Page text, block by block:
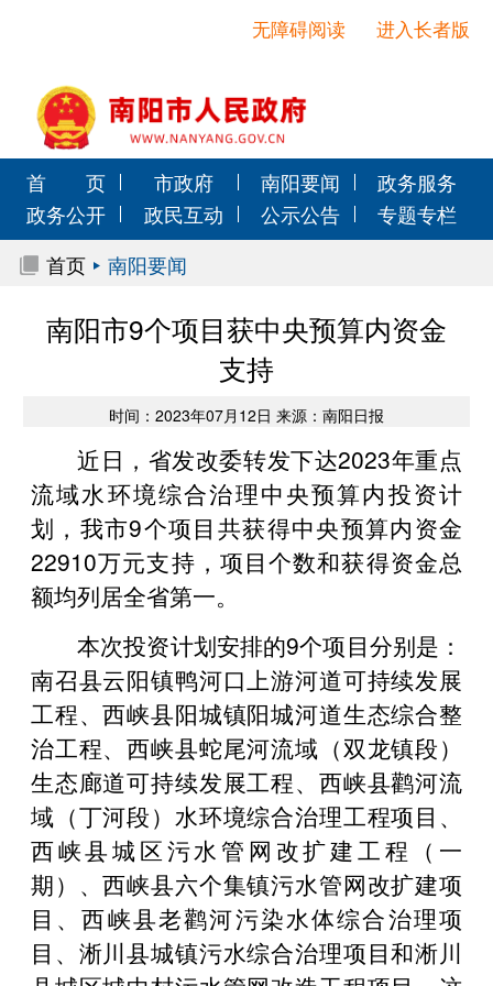
进入长者版
无障碍阅读
首 页 市政府 南阳要闻
政务服务
政务公开
政民互动 公示公告
专题专栏
首页
南阳要闻
南阳市9个项目获中央预算内资金
支持
时间：2023年07月12日 来源：南阳日报
近日，省发改委转发下达2023年重点
流域水环境综合治理中央预算内投资计
划，我市9个项目共获得中央预算内资金
22910万元支持，项目个数和获得资金总
额均列居全省第一。
本次投资计划安排的9个项目分别是：
南召县云阳镇鸭河口上游河道可持续发展
工程、西峡县阳城镇阳城河道生态综合整
治工程、西峡县蛇尾河流域（双龙镇段）
生态廊道可持续发展工程、西峡县鹳河流
域（丁河段）水环境综合治理工程项目、
西峡县城区污水管网改扩建工程（一
期）、西峡县六个集镇污水管网改扩建项
目、西峡县老鹳河污染水体综合治理项
目、淅川县城镇污水综合治理项目和淅川